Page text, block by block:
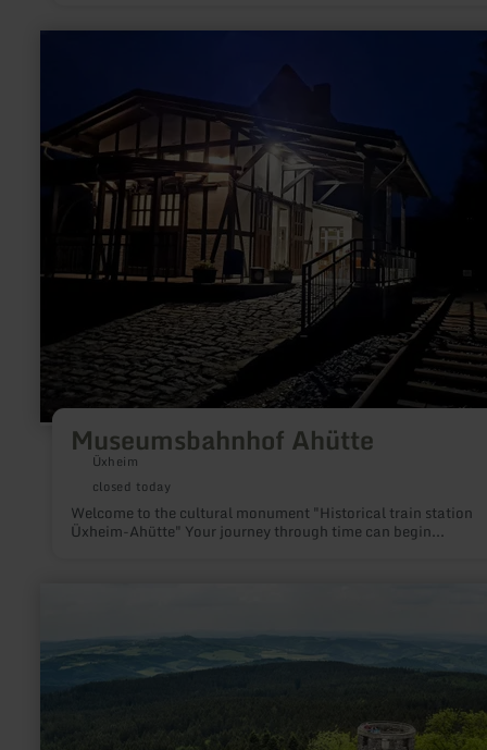
Museumsbahnhof Ahütte
Üxheim
closed today
Welcome to the cultural monument "Historical train station
Üxheim-Ahütte" Your journey through time can begin...
Museumsbahnhof
Hohe
Acht